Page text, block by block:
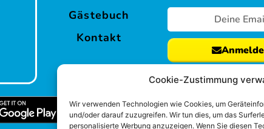
Cookie-Zustimmung
Wir verwenden Technologien wie Cookies, um
und/oder darauf zuzugreifen. Wir tun dies, um das
personalisierte Werbung anzuzeigen. Wenn Sie diesen
Gästebuch
Kontakt